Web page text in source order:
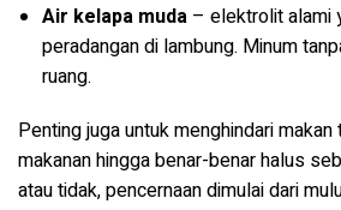
Air kelapa muda – elektrolit alami
peradangan di lambung. Minum
ruang.
Penting juga untuk menghindari
makanan hingga benar-benar halus
atau tidak, pencernaan dimulai dari